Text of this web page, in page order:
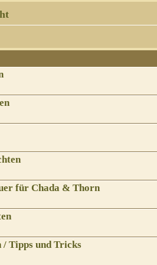
für Chada & Thorn
/ Tipps und Tricks